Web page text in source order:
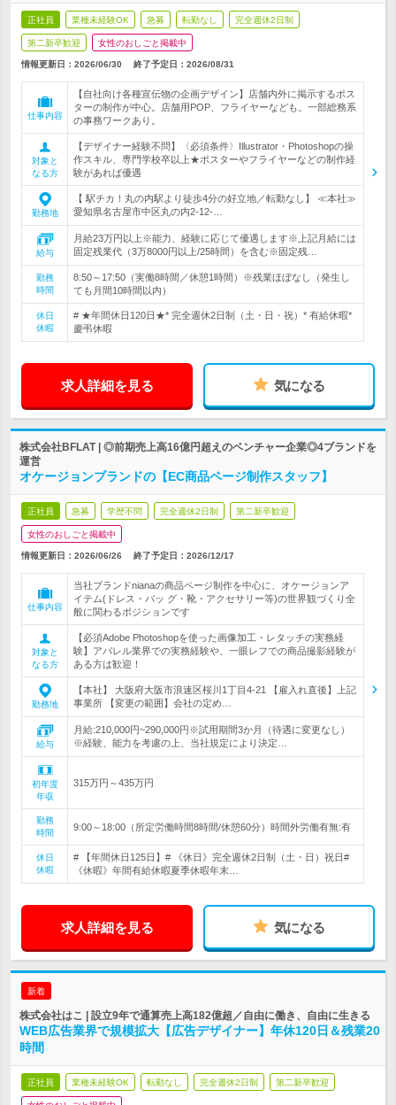
正社員 業種未経験OK 急募 転勤なし 完全週休2日制
第二新卒歓迎 女性のおしごと掲載中
情報更新日：2026/06/30 終了予定日： 2026/08/31
仕事内容
【自社向け各種宣伝物の企画デザイン】店舗内外に掲示するポス
ターの制作が中心。店舗用POP、フライヤーなども。一部総務系
の事務ワークあり。
対象と
なる方
【デザイナー経験不問】〈必須条件〉Illustrator・Photoshopの操
作スキル、専門学校卒以上★ポスターやフライヤーなどの制作経
験があれば優遇
勤務地
【 駅チカ！丸の内駅より徒歩4分の好立地／転勤なし】 ≪本社≫
愛知県名古屋市中区丸の内2-12-…
給与
月給23万円以上※能力、経験に応じて優遇します※上記月給には
固定残業代（3万8000円以上/25時間）を含む※固定残…
勤務
時間
8:50～17:50（実働8時間／休憩1時間）※残業ほぼなし（発生し
ても月間10時間以内）
休日
休暇
# ★年間休日120日★* 完全週休2日制（土・日・祝）* 有給休暇*
慶弔休暇
求人詳細を見る 気になる
株式会社BFLAT | ◎前期売上高16億円超えのベンチャー企業◎4ブランドを
運営
オケージョンブランドの【EC商品ページ制作スタッフ】
正社員 急募 学歴不問 完全週休2日制 第二新卒歓迎
女性のおしごと掲載中
情報更新日：2026/06/26 終了予定日： 2026/12/17
仕事内容
当社ブランドnianaの商品ページ制作を中心に、オケージョンア
イテム(ドレス・バッ グ・靴・アクセサリー等)の世界観づくり全
般に関わるポジションです
対象と
なる方
【必須Adobe Photoshopを使った画像加工・レタッチの実務経
験】アパレル業界での実務経験や、一眼レフでの商品撮影経験が
ある方は歓迎！
勤務地
【本社】 大阪府大阪市浪速区桜川1丁目4-21 【雇入れ直後】上記
事業所 【変更の範囲】会社の定め…
給与
月給:210,000円~290,000円※試用期間3か月（待遇に変更なし）
※経験、能力を考慮の上、当社規定により決定…
初年度
年収
315万円～435万円
勤務
時間
9:00～18:00（所定労働時間8時間/休憩60分）時間外労働有無:有
休日
休暇
# 【年間休日125日】# 《休日》完全週休2日制（土・日）祝日#
《休暇》年間有給休暇夏季休暇年末…
求人詳細を見る 気になる
新着
株式会社はこ | 設立9年で通算売上高182億超／自由に働き、自由に生きる
WEB広告業界で規模拡大【広告デザイナー】年休120日＆残業20
時間
正社員 業種未経験OK 転勤なし 完全週休2日制 第二新卒歓迎